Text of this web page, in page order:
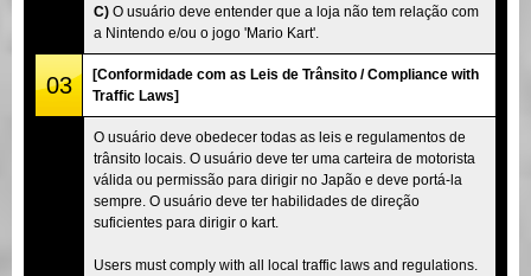
C) O usuário deve entender que a loja não tem relação com
a Nintendo e/ou o jogo 'Mario Kart'.
03
[Conformidade com as Leis de Trânsito / Compliance with
Traffic Laws]
O usuário deve obedecer todas as leis e regulamentos de
trânsito locais. O usuário deve ter uma carteira de motorista
válida ou permissão para dirigir no Japão e deve portá-la
sempre. O usuário deve ter habilidades de direção
suficientes para dirigir o kart.
Users must comply with all local traffic laws and regulations.